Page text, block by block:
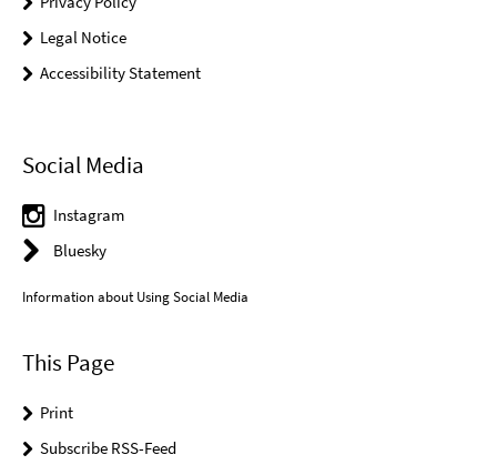
Legal Notice
Accessibility Statement
Social Media
Instagram
Bluesky
Information about Using Social Media
This Page
Print
Subscribe RSS-Feed